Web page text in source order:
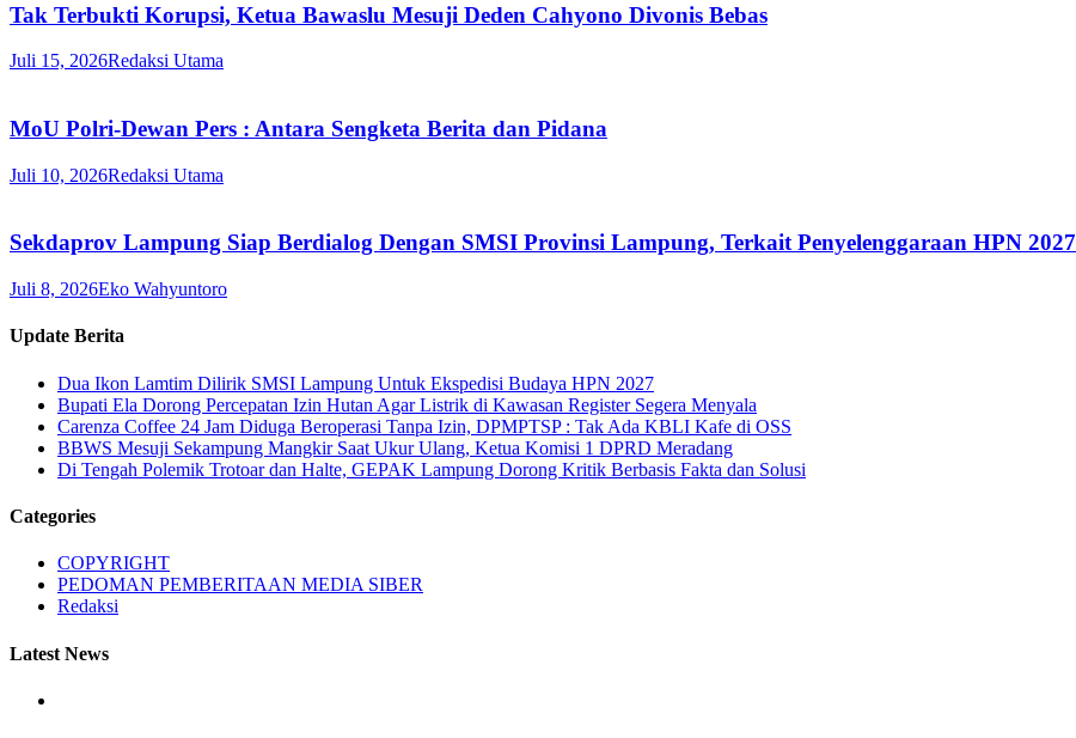
Tak Terbukti Korupsi, Ketua Bawaslu Mesuji Deden Cahyono Divonis Bebas
Juli 15, 2026Redaksi Utama
MoU Polri-Dewan Pers : Antara Sengketa Berita dan Pidana
Juli 10, 2026Redaksi Utama
Sekdaprov Lampung Siap Berdialog Dengan SMSI Provinsi Lampung, Terkait Penyelenggaraan HPN 2027
Juli 8, 2026Eko Wahyuntoro
Update Berita
Dua Ikon Lamtim Dilirik SMSI Lampung Untuk Ekspedisi Budaya HPN 2027
Bupati Ela Dorong Percepatan Izin Hutan Agar Listrik di Kawasan Register Segera Menyala
Carenza Coffee 24 Jam Diduga Beroperasi Tanpa Izin, DPMPTSP : Tak Ada KBLI Kafe di OSS
BBWS Mesuji Sekampung Mangkir Saat Ukur Ulang, Ketua Komisi 1 DPRD Meradang
Di Tengah Polemik Trotoar dan Halte, GEPAK Lampung Dorong Kritik Berbasis Fakta dan Solusi
Categories
COPYRIGHT
PEDOMAN PEMBERITAAN MEDIA SIBER
Redaksi
Latest News